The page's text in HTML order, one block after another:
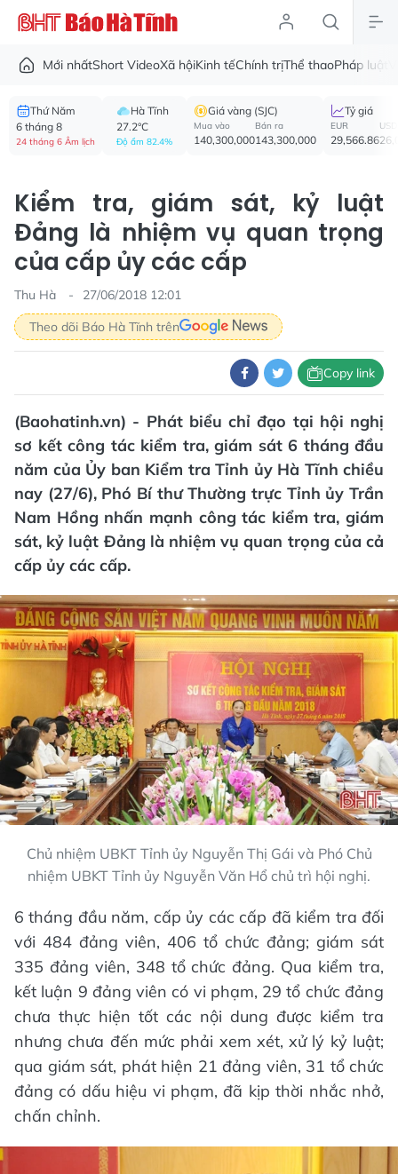
Mới nhấtShort VideoXã hộiKinh tếChính trịThể thaoPháp luật
Thứ Năm
6 tháng 8
24 tháng 6 Âm lịch
Hà Tĩnh
27.2°C
Độ ẩm 82.4%
Giá vàng (SJC)
Mua vào
140,300,000
Bán ra
143,300,000
Tỷ giá
EUR
29,566.86
USD
Kiểm tra, giám sát, kỷ luật
Đảng là nhiệm vụ quan trọng
của cấp ủy các cấp
Thu Hà
27/06/2018 12:01
Theo dõi Báo Hà Tĩnh trên
Copy link
(Baohatinh.vn) - Phát biểu chỉ đạo tại hội nghị
sơ kết công tác kiểm tra, giám sát 6 tháng đầu
năm của Ủy ban Kiểm tra Tỉnh ủy Hà Tĩnh chiều
nay (27/6), Phó Bí thư Thường trực Tỉnh ủy Trần
Nam Hồng nhấn mạnh công tác kiểm tra, giám
sát, kỷ luật Đảng là nhiệm vụ quan trọng của cả
cấp ủy các cấp.
Chủ nhiệm UBKT Tỉnh ủy Nguyễn Thị Gái và Phó Chủ
nhiệm UBKT Tỉnh ủy Nguyễn Văn Hổ chủ trì hội nghị.
6 tháng đầu năm, cấp ủy các cấp đã kiểm tra đối
với 484 đảng viên, 406 tổ chức đảng; giám sát
335 đảng viên, 348 tổ chức đảng. Qua kiểm tra,
kết luận 9 đảng viên có vi phạm, 29 tổ chức đảng
chưa thực hiện tốt các nội dung được kiểm tra
nhưng chưa đến mức phải xem xét, xử lý kỷ luật;
qua giám sát, phát hiện 21 đảng viên, 31 tổ chức
đảng có dấu hiệu vi phạm, đã kịp thời nhắc nhở,
chấn chỉnh.